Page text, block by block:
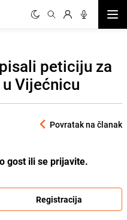
peticiju za
Vijećnicu
Povratak na članak
gost ili se prijavite.
Registracija